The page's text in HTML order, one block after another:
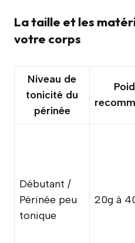
La taille et les
votre corps
Niveau de
tonicité du
périnée
Débutant /
Périnée peu
tonique
20g à